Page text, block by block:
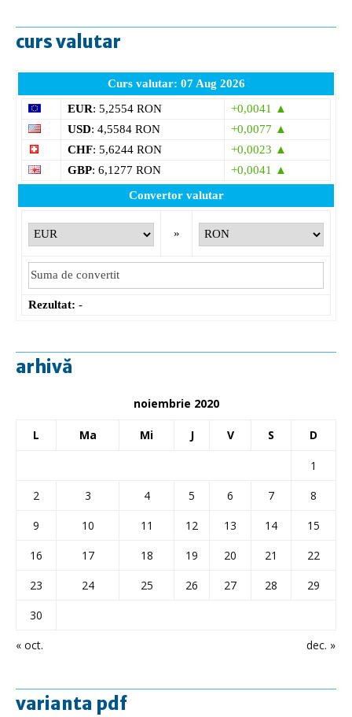
curs valutar
Curs valutar: 07 Aug 2026
EUR: 5,2554 RON
+0,0041 ▲
USD: 4,5584 RON
+0,0077 ▲
CHF: 5,6244 RON
+0,0023 ▲
GBP: 6,1277 RON
+0,0041 ▲
Convertor valutar
»
Rezultat: -
arhivă
noiembrie 2020
L Ma Mi J V S D
« oct. dec. »
1
2
3 4 5 6 7
8
9
10 11 12 13 14
15
16
17 18 19 20 21
22
23
24 25 26 27 28
29
30
varianta pdf